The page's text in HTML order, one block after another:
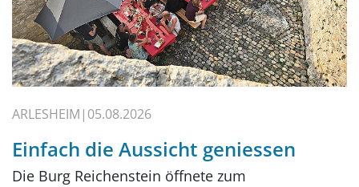
ARLESHEIM 05.08.2026
Einfach die Aussicht geniessen
Die Burg Reichenstein öffnete zum